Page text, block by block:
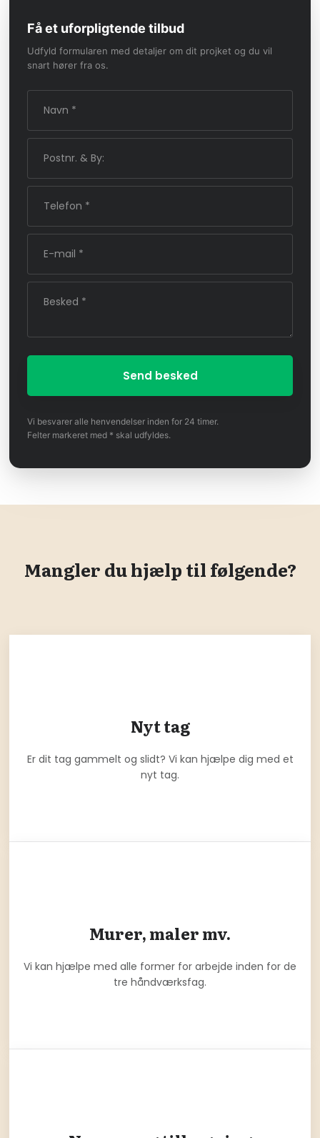
Få et uforpligtende tilbud
Udfyld formularen med detaljer om dit projket og du vil
snart hører fra os.
Vi besvarer alle henvendelser inden for 24 timer.
Felter markeret med * skal udfyldes.​​
Mangler du hjælp til følgende?
Nyt tag
Er dit tag gammelt og slidt? Vi kan hjælpe dig med et
nyt tag.
Murer, maler mv.
Vi kan hjælpe med alle former for arbejde inden for de
tre håndværksfag.